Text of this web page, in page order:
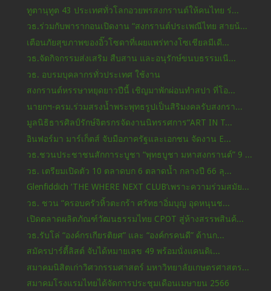
ทูตานุทูต 43 ประเทศทั่วโลกอวยพรสงกรานต์ให้คนไทย ร่...
วธ.ร่วมกับพารากอนเปิดงาน “สงกรานต์ประเพณีไทย สายน้...
เตือนภัยสุขภาพของอิ๊วโซดาที่เผยแพร่ทางโซเชียลมีเดี...
วธ.จัดกิจกรรมส่งเสริม สืบสาน และอนุรักษ์ขนบธรรมเนี...
วธ. อบรมบุคลากรทั่วประเทศ ใช้งาน
สงกรานต์หรรษาหยุดยาวปีนี้ เชิญมาพักผ่อนทำสปา ที่โอ...
นายกฯ-ครม.ร่วมสรงน้ำพระพุทธรูปเป็นสิริมงคลรับสงกรา...
มูลนิธิธารศิลป์รักษ์จิตรกรจัดงานนิทรรศการ“ART IN T...
อินฟอร์มา มาร์เก็ตส์ จับมือภาครัฐและเอกชน จัดงาน E...
วธ.ชวนประชาชนสักการะบูชา “พุทธบูชา มหาสงกรานต์” 9 ...
วธ. เตรียมเปิดตัว 10 ตลาดบก 6 ตลาดน้ำ กลางปี 66 ลุ...
Glenfiddich ‘THE WHERE NEXT CLUB’เพราะความร่วมสมัย...
วธ. ชวน “ครอบครัวหิ้วตะกร้า ศรัทธาอิ่มบุญ อุดหนุนช...
เปิดตลาดผลิตภัณฑ์วัฒนธรรมไทย CPOT สู่ห้างสรรพสินค้...
วธ.รับโล่ “องค์กรเกียรติยศ” และ “องค์กรคนดี” ด้านก...
สมัครปาร์ตี้ลิสต์ จับได้หมายเลข 49 พร้อมนั่งแคนดิเ...
สมาคมนิสิตเก่าวิศวกรรมศาสตร์ มหาวิทยาลัยเกษตรศาสตร...
สมาคมโรงแรมไทยได้จัดการประชุมเดือนเมษายน 2566